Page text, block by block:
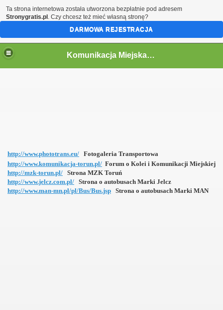
Komunikacja Miejska w Toruniu
http://www.phototrans.eu/ Fotogaleria Transportowa
http://www.komunikacja-torun.pl/ Forum o Kolei i Komunikacji Miejskiej
http://mzk-torun.pl/ Strona MZK Toruń
http://www.jelcz.com.pl/ Strona o autobusach Marki Jelcz
http://www.man-mn.pl/pl/Bus/Bus.jsp Strona o autobusach Marki MAN
Ta strona internetowa została utworzona bezpłatnie pod adresem
Stronygratis.pl . Czy chcesz też mieć własną stronę?
DARMOWA REJESTRACJA